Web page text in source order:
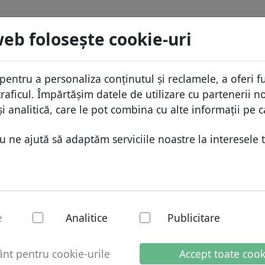
foloseşte cookie-uri
a personaliza conținutul și reclamele, a oferi
Împărtășim datele de utilizare cu partenerii
analitică, care le pot combina cu alte informații pe
ne ajută să adaptăm serviciile noastre la interesele
Analitice Publicitare
pentru cookie-urile
Accept toate
domeniilor
Domenii africane
Domenii asiatice
Domenii europene
Domenii australiene
de preţuri
Caută
Protecţia ID
Gazduire DNS
WHOIS
Blog
De
.apartments Caută
- Domenii